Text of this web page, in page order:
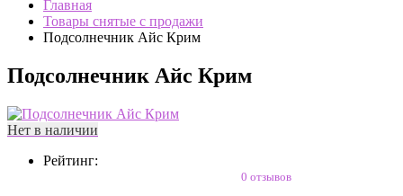
Главная
Товары снятые с продажи
Подсолнечник Айс Крим
Подсолнечник Айс Крим
Нет в наличии
Рейтинг:
0 отзывов